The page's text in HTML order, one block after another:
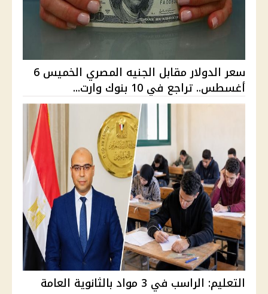
سعر الدولار مقابل الجنيه المصري الخميس 6
أغسطس.. تراجع في 10 بنوك وارت...
التعليم: الراسب في 3 مواد بالثانوية العامة